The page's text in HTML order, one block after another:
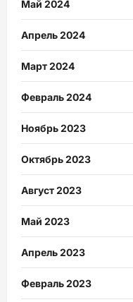
Май 2024
Апрель 2024
Март 2024
Февраль 2024
Ноябрь 2023
Октябрь 2023
Август 2023
Май 2023
Апрель 2023
Февраль 2023